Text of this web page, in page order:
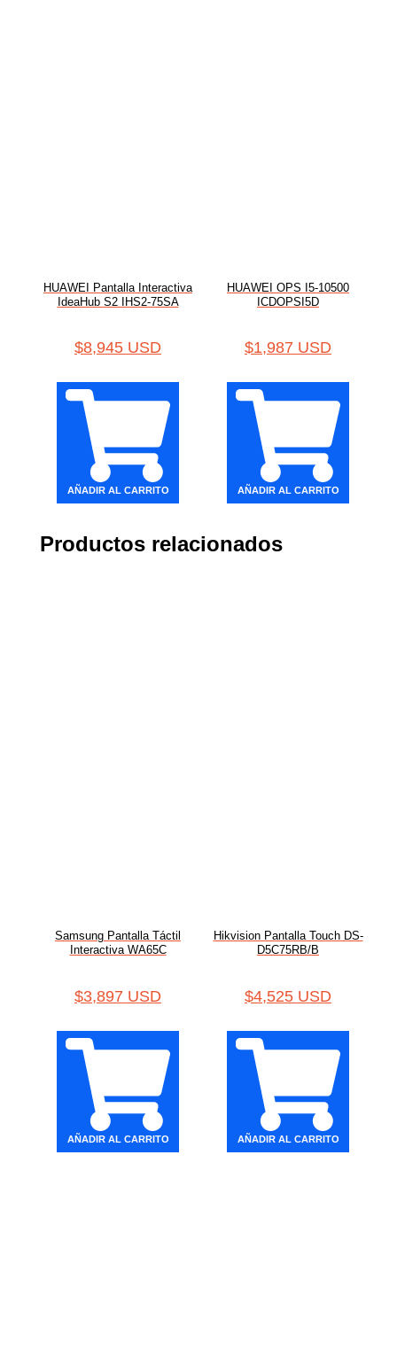
HUAWEI Pantalla Interactiva
IdeaHub S2 IHS2-75SA
$8,945 USD
AÑADIR AL CARRITO
HUAWEI OPS I5-10500
ICDOPSI5D
$1,987 USD
AÑADIR AL CARRITO
Productos relacionados
Samsung Pantalla Táctil
Interactiva WA65C
$3,897 USD
AÑADIR AL CARRITO
Hikvision Pantalla Touch DS-
D5C75RB/B
$4,525 USD
AÑADIR AL CARRITO